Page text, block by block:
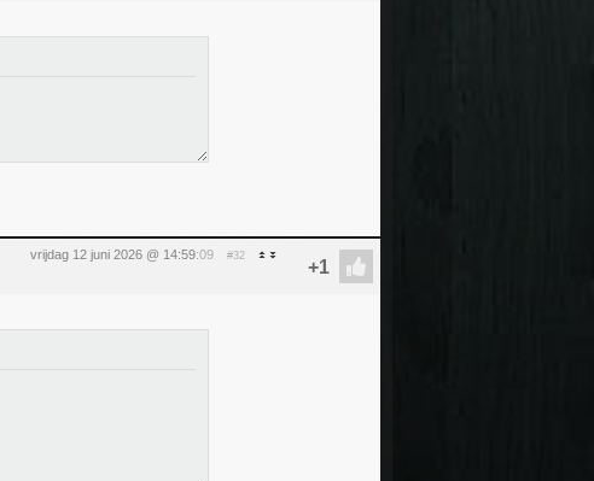
vrijdag 12 juni 2026 @ 14:59:09 #32